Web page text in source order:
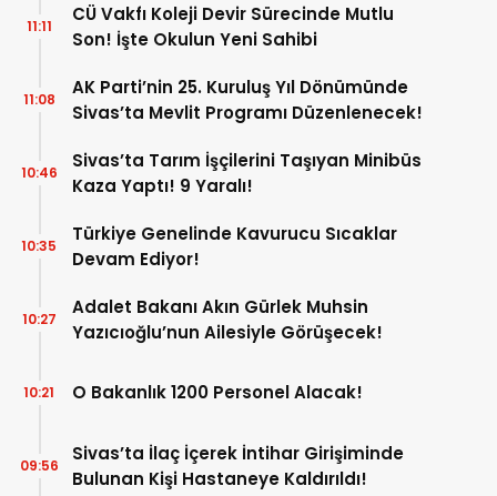
CÜ Vakfı Koleji Devir Sürecinde Mutlu
Son! İşte Okulun Yeni Sahibi
11:11
AK Parti’nin 25. Kuruluş Yıl Dönümünde
Sivas’ta Mevlit Programı Düzenlenecek!
11:08
Sivas’ta Tarım İşçilerini Taşıyan Minibüs
Kaza Yaptı! 9 Yaralı!
10:46
Türkiye Genelinde Kavurucu Sıcaklar
Devam Ediyor!
10:35
Adalet Bakanı Akın Gürlek Muhsin
Yazıcıoğlu’nun Ailesiyle Görüşecek!
10:27
O Bakanlık 1200 Personel Alacak!
10:21
Sivas’ta İlaç İçerek İntihar Girişiminde
Bulunan Kişi Hastaneye Kaldırıldı!
09:56